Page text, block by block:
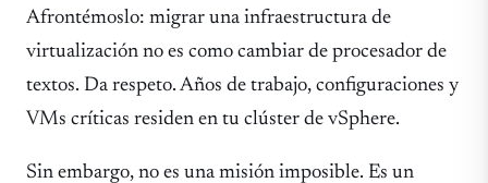
Afrontémoslo: migrar una infraestructura de
virtualización no es como cambiar de procesador de
textos. Da respeto. Años de trabajo, configuraciones y
VMs críticas residen en tu clúster de vSphere.
Sin embargo, no es una misión imposible. Es un